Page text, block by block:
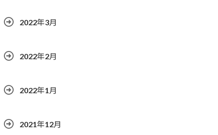
2022年3月
2022年2月
2022年1月
2021年12月